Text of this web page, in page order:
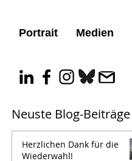
Portrait Medien
Herzlichen Dank für die
Wiederwahl!
Neuste Blog-Beiträge